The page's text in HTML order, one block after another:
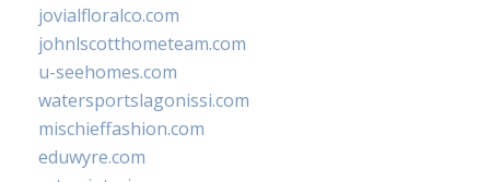
jovialfloralco.com
johnlscotthometeam.com
u-seehomes.com
watersportslagonissi.com
mischieffashion.com
eduwyre.com